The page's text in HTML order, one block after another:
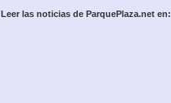
Leer las noticias de ParquePlaza.net en: